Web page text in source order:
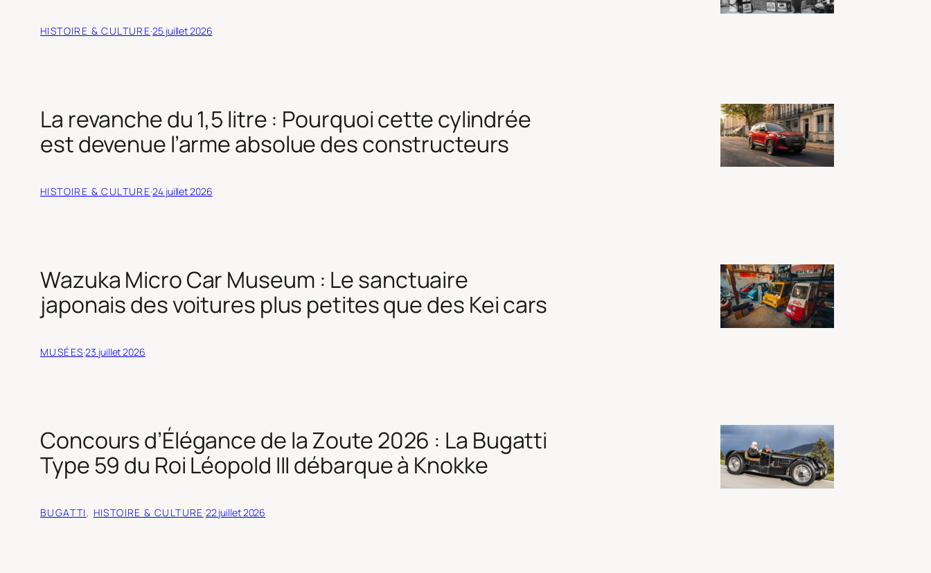
HISTOIRE & CULTURE·25 juillet 2026
La revanche du 1,5 litre : Pourquoi cette cylindrée
est devenue l’arme absolue des constructeurs
HISTOIRE & CULTURE·24 juillet 2026
Wazuka Micro Car Museum : Le sanctuaire
japonais des voitures plus petites que des Kei cars
MUSÉES·23 juillet 2026
Concours d’Élégance de la Zoute 2026 : La Bugatti
Type 59 du Roi Léopold III débarque à Knokke
BUGATTI, HISTOIRE & CULTURE·22 juillet 2026